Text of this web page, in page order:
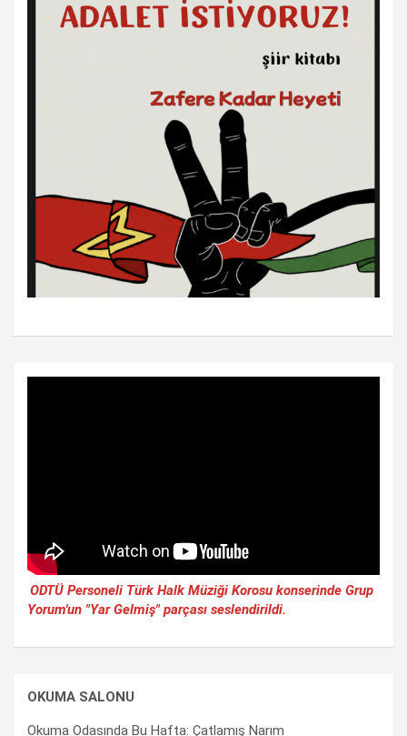
ODTÜ Personeli Türk Halk Müziği Korosu konserinde Grup
Yorum'un "Yar Gelmiş" parçası seslendirildi.
OKUMA SALONU
Okuma Odasında Bu Hafta: Çatlamış Narım